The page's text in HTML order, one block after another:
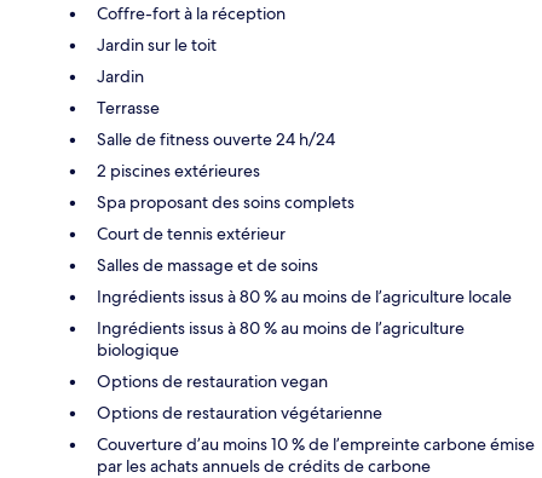
Coffre-fort à la réception
Jardin sur le toit
Jardin
Terrasse
Salle de fitness ouverte 24 h/24
2 piscines extérieures
Spa proposant des soins complets
Court de tennis extérieur
Salles de massage et de soins
Ingrédients issus à 80 % au moins de l’agriculture locale
Ingrédients issus à 80 % au moins de l’agriculture
biologique
Options de restauration vegan
Options de restauration végétarienne
Couverture d’au moins 10 % de l’empreinte carbone émise
par les achats annuels de crédits de carbone